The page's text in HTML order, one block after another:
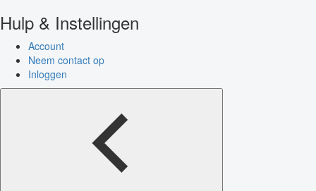
Hulp & Instellingen
Account
Neem contact op
Inloggen